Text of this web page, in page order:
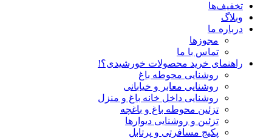
تخفیف‌ها
وبلاگ
درباره ما
مجوزها
تماس با ما
راهنمای خرید محصولات خورشیدی؟!
روشنایی محوطه باغ
روشنایی معابر و خیابانی
روشنایی داخل خانه باغ و منزل
تزئین محوطه باغ و باغچه
تزئین و روشنایی دیوارها
پکیج مسافرتی و پرتابل